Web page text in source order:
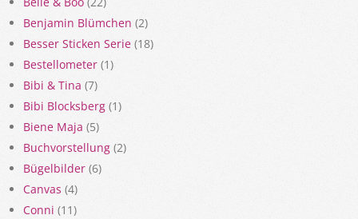
Benjamin Blümchen (2)
Besser Sticken Serie (18)
Bestellometer (1)
Bibi & Tina (7)
Bibi Blocksberg (1)
Biene Maja (5)
Buchvorstellung (2)
Bügelbilder (6)
Canvas (4)
Conni (11)